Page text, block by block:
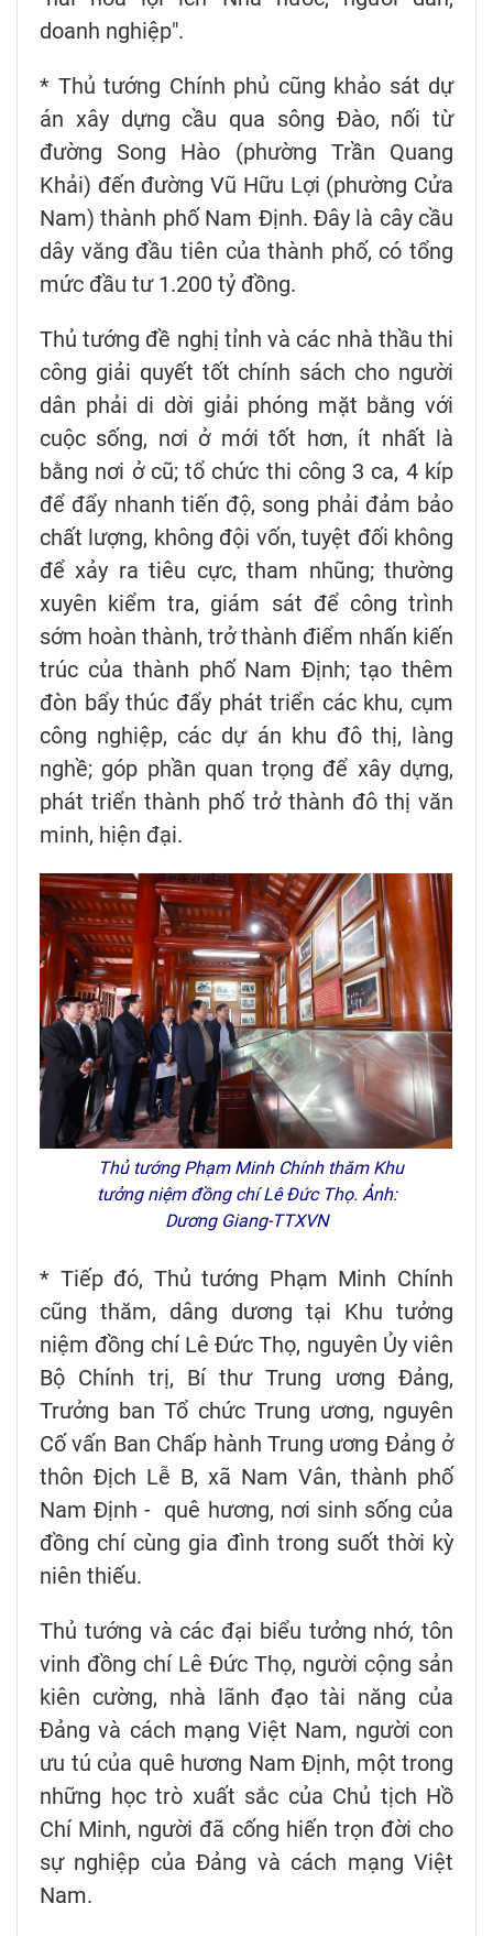
doanh nghiệp".
* Thủ tướng Chính phủ cũng khảo sát dự
án xây dựng cầu qua sông Đào, nối từ
đường Song Hào (phường Trần Quang
Khải) đến đường Vũ Hữu Lợi (phường Cửa
Nam) thành phố Nam Định. Đây là cây cầu
dây văng đầu tiên của thành phố, có tổng
mức đầu tư 1.200 tỷ đồng.
Thủ tướng đề nghị tỉnh và các nhà thầu thi
công giải quyết tốt chính sách cho người
dân phải di dời giải phóng mặt bằng với
cuộc sống, nơi ở mới tốt hơn, ít nhất là
bằng nơi ở cũ; tổ chức thi công 3 ca, 4 kíp
để đẩy nhanh tiến độ, song phải đảm bảo
chất lượng, không đội vốn, tuyệt đối không
để xảy ra tiêu cực, tham nhũng; thường
xuyên kiểm tra, giám sát để công trình
sớm hoàn thành, trở thành điểm nhấn kiến
trúc của thành phố Nam Định; tạo thêm
đòn bẩy thúc đẩy phát triển các khu, cụm
công nghiệp, các dự án khu đô thị, làng
nghề; góp phần quan trọng để xây dựng,
phát triển thành phố trở thành đô thị văn
minh, hiện đại.
Thủ tướng Phạm Minh Chính thăm Khu
tưởng niệm đồng chí Lê Đức Thọ. Ảnh:
Dương Giang-TTXVN
* Tiếp đó, Thủ tướng Phạm Minh Chính
cũng thăm, dâng dương tại Khu tưởng
niệm đồng chí Lê Đức Thọ, nguyên Ủy viên
Bộ Chính trị, Bí thư Trung ương Đảng,
Trưởng ban Tổ chức Trung ương, nguyên
Cố vấn Ban Chấp hành Trung ương Đảng ở
thôn Địch Lễ B, xã Nam Vân, thành phố
Nam Định - quê hương, nơi sinh sống của
đồng chí cùng gia đình trong suốt thời kỳ
niên thiếu.
Thủ tướng và các đại biểu tưởng nhớ, tôn
vinh đồng chí Lê Đức Thọ, người cộng sản
kiên cường, nhà lãnh đạo tài năng của
Đảng và cách mạng Việt Nam, người con
ưu tú của quê hương Nam Định, một trong
những học trò xuất sắc của Chủ tịch Hồ
Chí Minh, người đã cống hiến trọn đời cho
sự nghiệp của Đảng và cách mạng Việt
Nam.